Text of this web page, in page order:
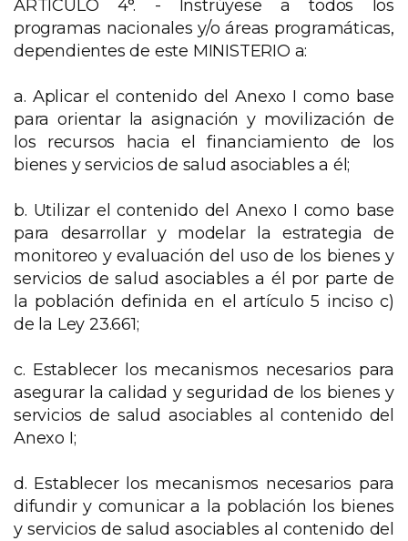
ARTÍCULO 4°. - Instrúyese a todos los
programas nacionales y/o áreas programáticas,
dependientes de este MINISTERIO a:
a. Aplicar el contenido del Anexo I como base
para orientar la asignación y movilización de
los recursos hacia el financiamiento de los
bienes y servicios de salud asociables a él;
b. Utilizar el contenido del Anexo I como base
para desarrollar y modelar la estrategia de
monitoreo y evaluación del uso de los bienes y
servicios de salud asociables a él por parte de
la población definida en el artículo 5 inciso c)
de la Ley 23.661;
c. Establecer los mecanismos necesarios para
asegurar la calidad y seguridad de los bienes y
servicios de salud asociables al contenido del
Anexo I;
d. Establecer los mecanismos necesarios para
difundir y comunicar a la población los bienes
y servicios de salud asociables al contenido del